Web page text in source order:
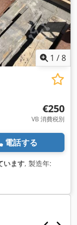
1 /8
€250
VB 消費税別
電話する
います, 製造年: